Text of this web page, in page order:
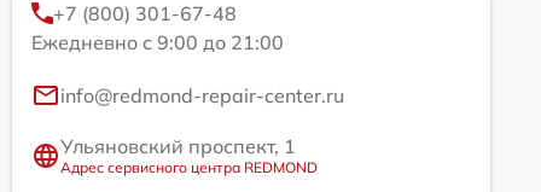
+7 (800) 301-67-48
Ежедневно с 9:00 до 21:00
info@redmond-repair-center.ru
Ульяновский проспект, 1
Адрес сервисного центра REDMOND